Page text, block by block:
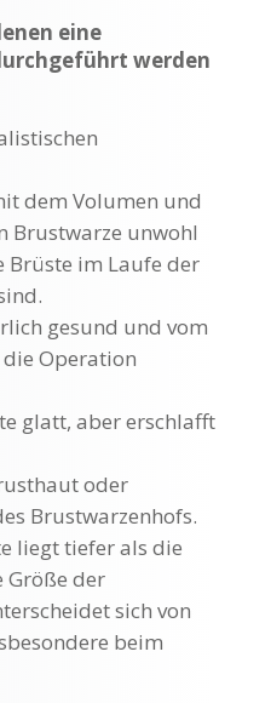
eine
werden
dem Volumen und
Brustwarze unwohl
Brüste im Laufe der
gesund und vom
Operation
glatt, aber erschlafft
oder
Brustwarzenhofs.
liegt tiefer als die
Größe der
sich von
beim